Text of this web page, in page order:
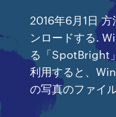
2016年6月1日
ンロードする.
る「SpotBright
利用すると、
の写真のファイ